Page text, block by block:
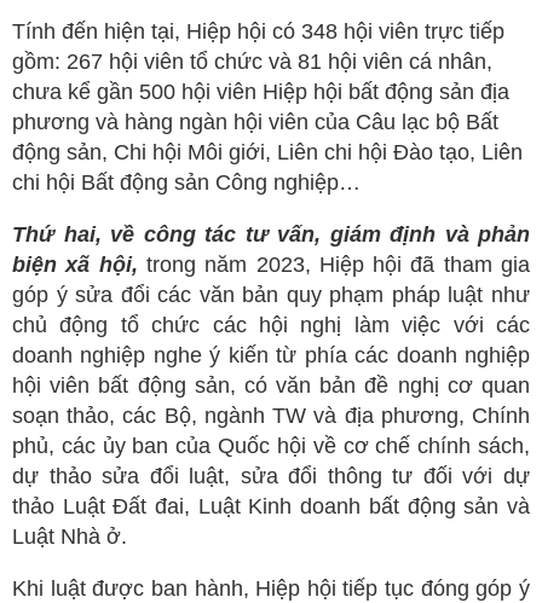
Tính đến hiện tại, Hiệp hội có 348 hội viên trực tiếp
gồm: 267 hội viên tổ chức và 81 hội viên cá nhân,
chưa kể gần 500 hội viên Hiệp hội bất động sản địa
phương và hàng ngàn hội viên của Câu lạc bộ Bất
động sản, Chi hội Môi giới, Liên chi hội Đào tạo, Liên
chi hội Bất động sản Công nghiệp…
Thứ hai, về công tác tư vấn, giám định và phản
biện xã hội, trong năm 2023, Hiệp hội đã tham gia
góp ý sửa đổi các văn bản quy phạm pháp luật như
chủ động tổ chức các hội nghị làm việc với các
doanh nghiệp nghe ý kiến từ phía các doanh nghiệp
hội viên bất động sản, có văn bản đề nghị cơ quan
soạn thảo, các Bộ, ngành TW và địa phương, Chính
phủ, các ủy ban của Quốc hội về cơ chế chính sách,
dự thảo sửa đổi luật, sửa đổi thông tư đối với dự
thảo Luật Đất đai, Luật Kinh doanh bất động sản và
Luật Nhà ở.
Khi luật được ban hành, Hiệp hội tiếp tục đóng góp ý